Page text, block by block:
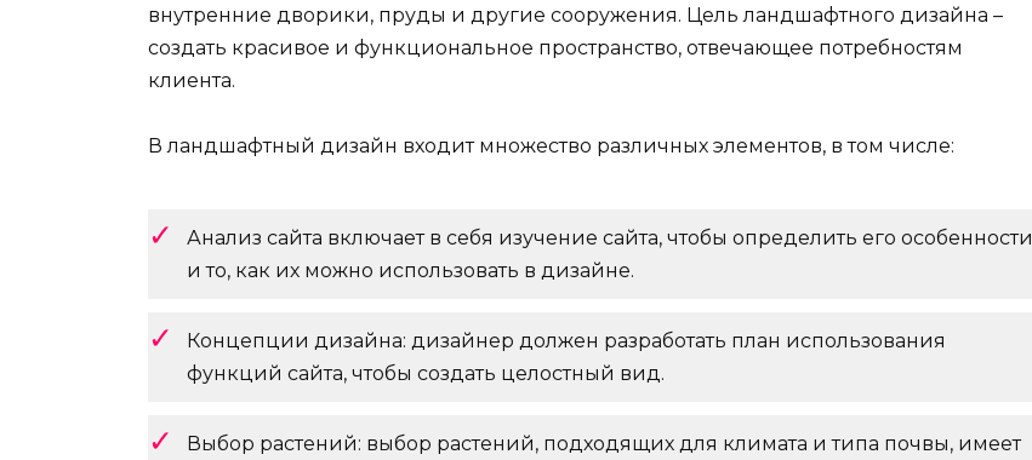
внутренние дворики, пруды и другие сооружения. Цель ландшафтного дизайна –
создать красивое и функциональное пространство, отвечающее потребностям
клиента.
В ландшафтный дизайн входит множество различных элементов, в том числе:
Анализ сайта включает в себя изучение сайта, чтобы определить его особенности
и то, как их можно использовать в дизайне.
Концепции дизайна: дизайнер должен разработать план использования
функций сайта, чтобы создать целостный вид.
Выбор растений: выбор растений, подходящих для климата и типа почвы, имеет